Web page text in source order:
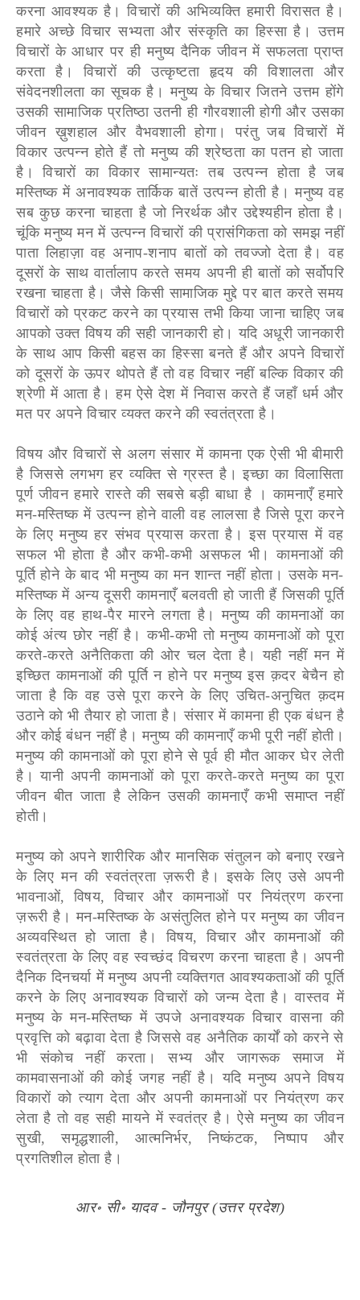
करना आवश्यक है। विचारों की अभिव्यक्ति हमारी विरासत है।
हमारे अच्छे विचार सभ्यता और संस्कृति का हिस्सा है। उत्तम
विचारों के आधार पर ही मनुष्य दैनिक जीवन में सफलता प्राप्त
करता है। विचारों की उत्कृष्टता हृदय की विशालता और
संवेदनशीलता का सूचक है। मनुष्य के विचार जितने उत्तम होंगे
उसकी सामाजिक प्रतिष्ठा उतनी ही गौरवशाली होगी और उसका
जीवन ख़ुशहाल और वैभवशाली होगा। परंतु जब विचारों में
विकार उत्पन्न होते हैं तो मनुष्य की श्रेष्ठता का पतन हो जाता
है। विचारों का विकार सामान्यतः तब उत्पन्न होता है जब
मस्तिष्क में अनावश्यक तार्किक बातें उत्पन्न होती है। मनुष्य वह
सब कुछ करना चाहता है जो निरर्थक और उद्देश्यहीन होता है।
चूंकि मनुष्य मन में उत्पन्न विचारों की प्रासंगिकता को समझ नहीं
पाता लिहाज़ा वह अनाप-शनाप बातों को तवज्जो देता है। वह
दूसरों के साथ वार्तालाप करते समय अपनी ही बातों को सर्वोपरि
रखना चाहता है। जैसे किसी सामाजिक मुद्दे पर बात करते समय
विचारों को प्रकट करने का प्रयास तभी किया जाना चाहिए जब
आपको उक्त विषय की सही जानकारी हो। यदि अधूरी जानकारी
के साथ आप किसी बहस का हिस्सा बनते हैं और अपने विचारों
को दूसरों के ऊपर थोपते हैं तो वह विचार नहीं बल्कि विकार की
श्रेणी में आता है। हम ऐसे देश में निवास करते हैं जहाँ धर्म और
मत पर अपने विचार व्यक्त करने की स्वतंत्रता है।
विषय और विचारों से अलग संसार में कामना एक ऐसी भी बीमारी
है जिससे लगभग हर व्यक्ति से ग्रस्त है। इच्छा का विलासिता
पूर्ण जीवन हमारे रास्ते की सबसे बड़ी बाधा है । कामनाएँ हमारे
मन-मस्तिष्क में उत्पन्न होने वाली वह लालसा है जिसे पूरा करने
के लिए मनुष्य हर संभव प्रयास करता है। इस प्रयास में वह
सफल भी होता है और कभी-कभी असफल भी। कामनाओं की
पूर्ति होने के बाद भी मनुष्य का मन शान्त नहीं होता। उसके मन-
मस्तिष्क में अन्य दूसरी कामनाएँ बलवती हो जाती हैं जिसकी पूर्ति
के लिए वह हाथ-पैर मारने लगता है। मनुष्य की कामनाओं का
कोई अंत्य छोर नहीं है। कभी-कभी तो मनुष्य कामनाओं को पूरा
करते-करते अनैतिकता की ओर चल देता है। यही नहीं मन में
इच्छित कामनाओं की पूर्ति न होने पर मनुष्य इस क़दर बेचैन हो
जाता है कि वह उसे पूरा करने के लिए उचित-अनुचित क़दम
उठाने को भी तैयार हो जाता है। संसार में कामना ही एक बंधन है
और कोई बंधन नहीं है। मनुष्य की कामनाएँ कभी पूरी नहीं होती।
मनुष्य की कामनाओं को पूरा होने से पूर्व ही मौत आकर घेर लेती
है। यानी अपनी कामनाओं को पूरा करते-करते मनुष्य का पूरा
जीवन बीत जाता है लेकिन उसकी कामनाएँ कभी समाप्त नहीं
होती।
मनुष्य को अपने शारीरिक और मानसिक संतुलन को बनाए रखने
के लिए मन की स्वतंत्रता ज़रूरी है। इसके लिए उसे अपनी
भावनाओं, विषय, विचार और कामनाओं पर नियंत्रण करना
ज़रूरी है। मन-मस्तिष्क के असंतुलित होने पर मनुष्य का जीवन
अव्यवस्थित हो जाता है। विषय, विचार और कामनाओं की
स्वतंत्रता के लिए वह स्वच्छंद विचरण करना चाहता है। अपनी
दैनिक दिनचर्या में मनुष्य अपनी व्यक्तिगत आवश्यकताओं की पूर्ति
करने के लिए अनावश्यक विचारों को जन्म देता है। वास्तव में
मनुष्य के मन-मस्तिष्क में उपजे अनावश्यक विचार वासना की
प्रवृत्ति को बढ़ावा देता है जिससे वह अनैतिक कार्यों को करने से
भी संकोच नहीं करता। सभ्य और जागरूक समाज में
कामवासनाओं की कोई जगह नहीं है। यदि मनुष्य अपने विषय
विकारों को त्याग देता और अपनी कामनाओं पर नियंत्रण कर
लेता है तो वह सही मायने में स्वतंत्र है। ऐसे मनुष्य का जीवन
सुखी, समृद्धशाली, आत्मनिर्भर, निष्कंटक, निष्पाप और
प्रगतिशील होता है।
आर॰ सी॰ यादव - जौनपुर (उत्तर प्रदेश)